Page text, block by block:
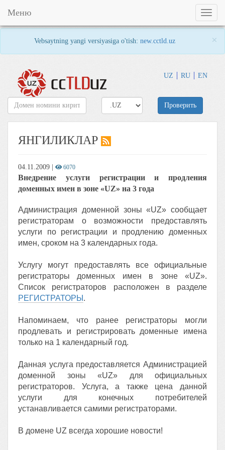
Vebsaytning yangi versiyasiga o'tish: new.cctld.uz ×
UZ RU EN
Toggle
Меню
Проверить
ЯНГИЛИКЛАР
04.11.2009 6070
Внедрение услуги регистрации и продления
доменных имен в зоне «UZ» на 3 года
Администрация доменной зоны «UZ» сообщает
регистраторам о возможности предоставлять
услуги по регистрации и продлению доменных
имен, сроком на 3 календарных года.
Услугу могут предоставлять все официальные
регистраторы доменных имен в зоне «UZ».
Список регистраторов расположен в разделе
РЕГИСТРАТОРЫ .
Напоминаем, что ранее регистраторы могли
продлевать и регистрировать доменные имена
только на 1 календарный год.
Данная услуга предоставляется Администрацией
доменной зоны «UZ» для официальных
регистраторов. Услуга, а также цена данной
услуги для конечных потребителей
устанавливается самими регистраторами.
В домене UZ всегда хорошие новости!